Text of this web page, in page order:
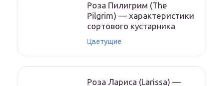
Роза Пилигрим (The
Pilgrim) — характеристики
сортового кустарника
Цветущие
Роза Лариса (Larissa) —